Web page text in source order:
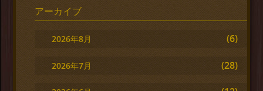
アーカイブ
2026年8月 (6)
2026年7月 (28)